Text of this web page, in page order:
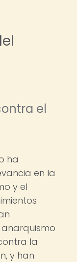
el
ha
en la
y el
la
y han